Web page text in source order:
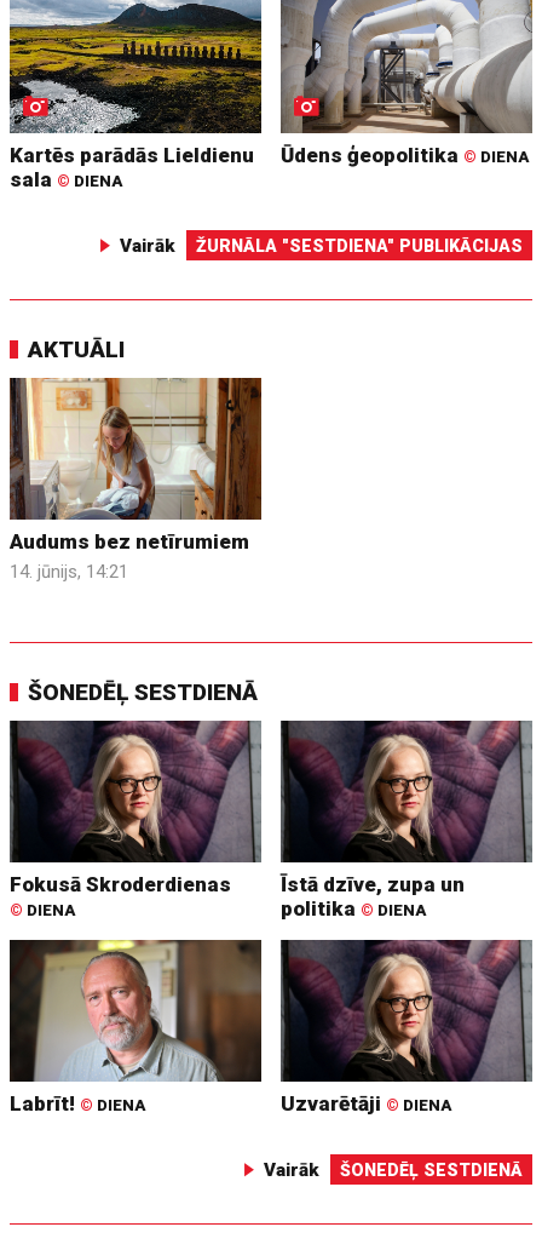
Kartēs parādās Lieldienu
sala © DIENA
Ūdens ģeopolitika © DIENA
Vairāk ŽURNĀLA "SESTDIENA" PUBLIKĀCIJAS
AKTUĀLI
Audums bez netīrumiem
14. jūnijs, 14:21
ŠONEDĒĻ SESTDIENĀ
Fokusā Skroderdienas
© DIENA
Īstā dzīve, zupa un
politika © DIENA
Labrīt! © DIENA Uzvarētāji © DIENA
Vairāk ŠONEDĒĻ SESTDIENĀ